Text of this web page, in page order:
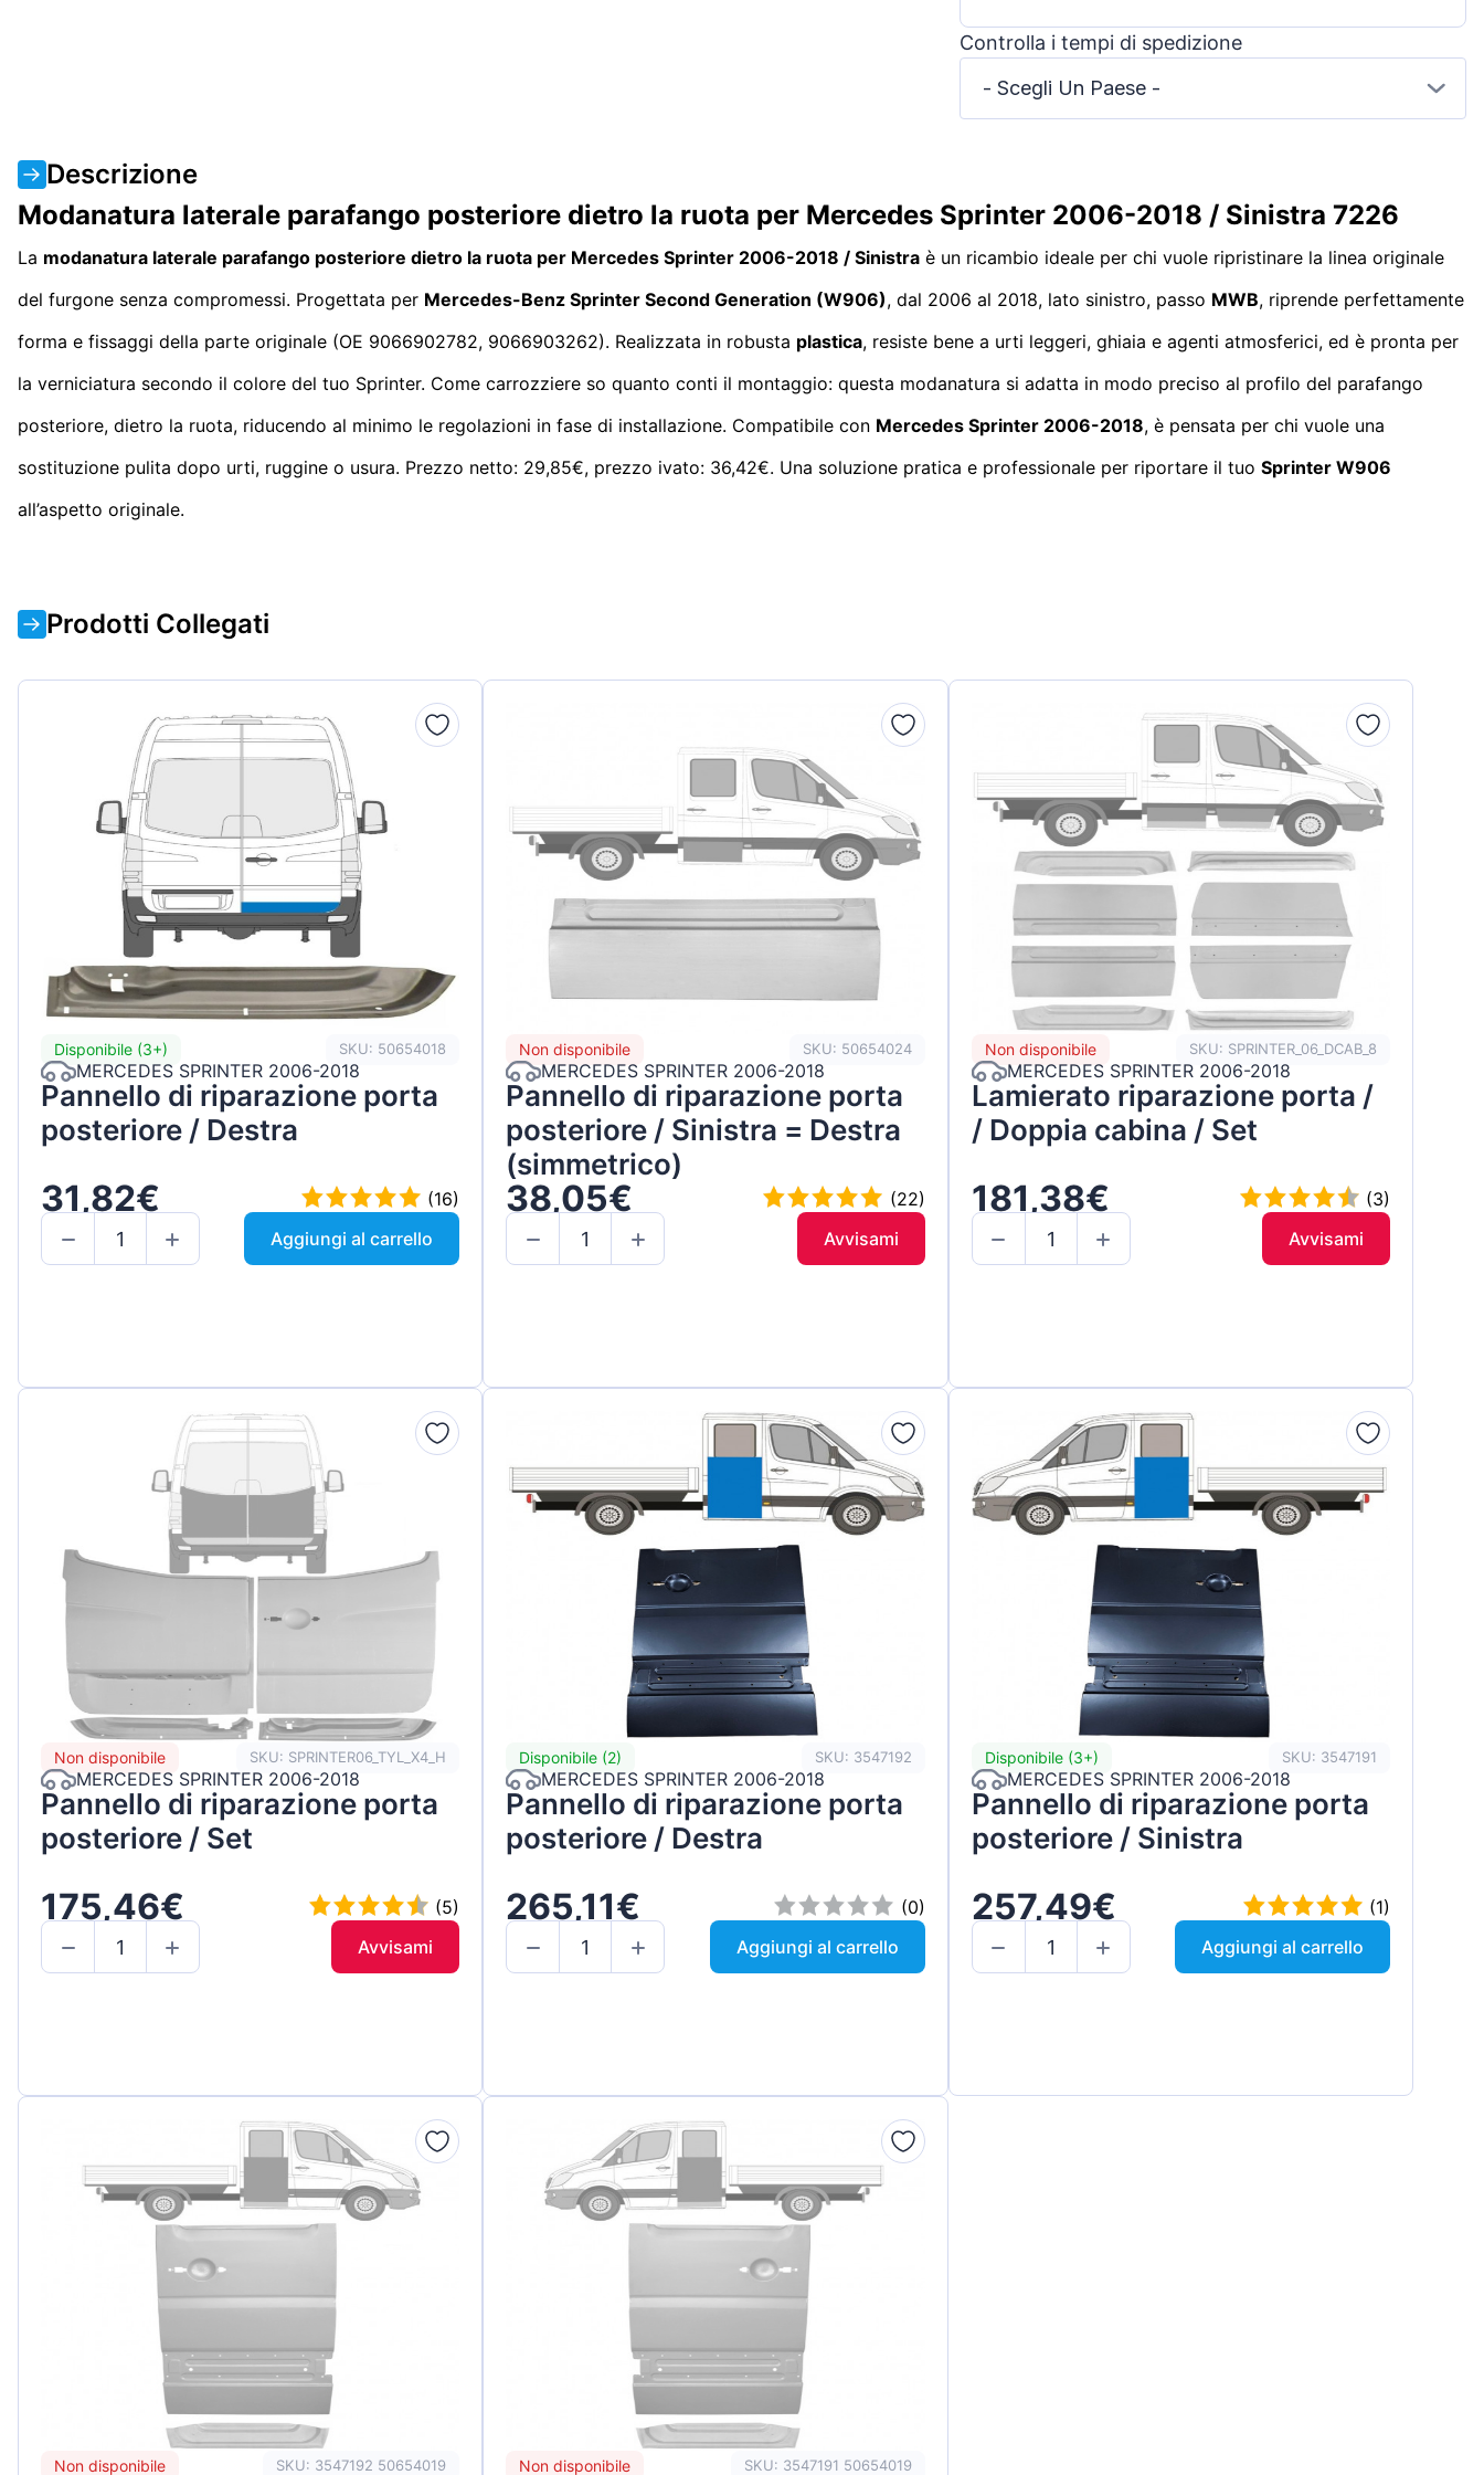
Controlla i tempi di spedizione
- Scegli Un Paese -
Descrizione
Modanatura laterale parafango posteriore dietro la ruota per Mercedes Sprinter 2006-2018 / Sinistra 7226
La modanatura laterale parafango posteriore dietro la ruota per Mercedes Sprinter 2006-2018 / Sinistra è un ricambio ideale per chi vuole ripristinare la linea originale
del furgone senza compromessi. Progettata per Mercedes-Benz Sprinter Second Generation (W906), dal 2006 al 2018, lato sinistro, passo MWB, riprende perfettamente
forma e fissaggi della parte originale (OE 9066902782, 9066903262). Realizzata in robusta plastica, resiste bene a urti leggeri, ghiaia e agenti atmosferici, ed è pronta per
la verniciatura secondo il colore del tuo Sprinter. Come carrozziere so quanto conti il montaggio: questa modanatura si adatta in modo preciso al profilo del parafango
posteriore, dietro la ruota, riducendo al minimo le regolazioni in fase di installazione. Compatibile con Mercedes Sprinter 2006-2018, è pensata per chi vuole una
sostituzione pulita dopo urti, ruggine o usura. Prezzo netto: 29,85€, prezzo ivato: 36,42€. Una soluzione pratica e professionale per riportare il tuo Sprinter W906
all’aspetto originale.
Prodotti Collegati
Disponibile (3+) SKU: 50654018
MERCEDES SPRINTER 2006-2018
Pannello di riparazione porta
posteriore / Destra
31,82€
(16)
Aggiungi al carrello
Non disponibile SKU: 50654024
MERCEDES SPRINTER 2006-2018
Pannello di riparazione porta
posteriore / Sinistra = Destra
(simmetrico)
38,05€
(22)
Avvisami
Non disponibile SKU: SPRINTER_06_DCAB_8
MERCEDES SPRINTER 2006-2018
Lamierato riparazione porta /
/ Doppia cabina / Set
181,38€
(3)
Avvisami
Non disponibile SKU: SPRINTER06_TYL_X4_H
MERCEDES SPRINTER 2006-2018
Pannello di riparazione porta
posteriore / Set
175,46€
(5)
Avvisami
Disponibile (2) SKU: 3547192
MERCEDES SPRINTER 2006-2018
Pannello di riparazione porta
posteriore / Destra
265,11€
(0)
Aggiungi al carrello
Disponibile (3+) SKU: 3547191
MERCEDES SPRINTER 2006-2018
Pannello di riparazione porta
posteriore / Sinistra
257,49€
(1)
Aggiungi al carrello
Non disponibile SKU: 3547192 50654019 Non disponibile SKU: 3547191 50654019